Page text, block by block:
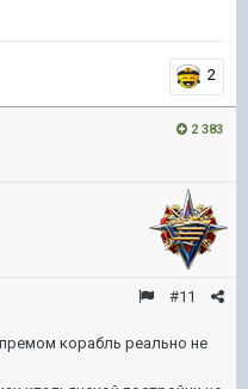
2
2 383
#11
корабль реально не